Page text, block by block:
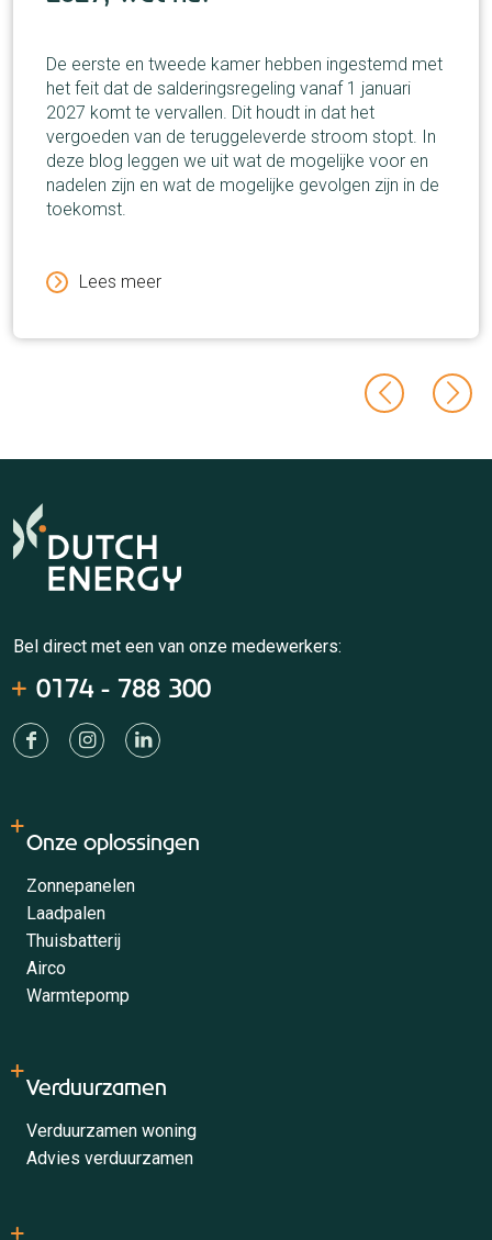
De eerste en tweede kamer hebben ingestemd met
het feit dat de salderingsregeling vanaf 1 januari
2027 komt te vervallen. Dit houdt in dat het
vergoeden van de teruggeleverde stroom stopt. In
deze blog leggen we uit wat de mogelijke voor en
nadelen zijn en wat de mogelijke gevolgen zijn in de
toekomst.
Lees meer
Bel direct met een van onze medewerkers:
0174 - 788 300
Onze oplossingen
Zonnepanelen
Laadpalen
Thuisbatterij
Airco
Warmtepomp
Verduurzamen
Verduurzamen woning
Advies verduurzamen